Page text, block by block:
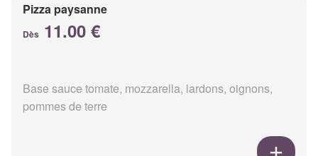
Pizza paysanne
Dès 11.00 €
Base sauce tomate, mozzarella, lardons, oignons,
pommes de terre